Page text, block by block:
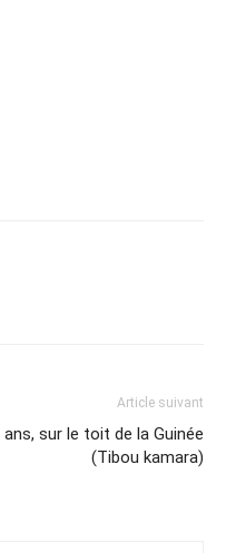
Article suivant
ans, sur le toit de la Guinée
(Tibou kamara)